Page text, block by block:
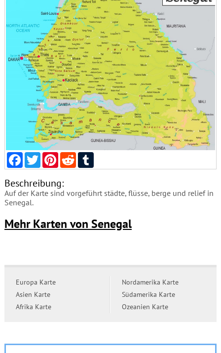
Facebook
TwitterPinterest
RedditTumblr
Beschreibung:
Auf der Karte sind vorgeführt städte, flüsse, berge und relief in
Senegal.
Mehr Karten von Senegal
Europa Karte
Asien Karte
Afrika Karte
Nordamerika Karte
Südamerika Karte
Ozeanien Karte